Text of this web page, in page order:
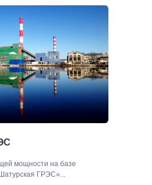
мощности на базе
ГРЭС»...